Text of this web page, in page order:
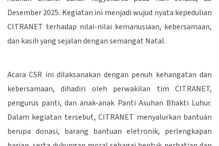
Desember 2025. Kegiatan ini menjadi wujud nyata kepedulian
CITRANET terhadap nilai-nilai kemanusiaan, kebersamaan,
dan kasih yang sejalan dengan semangat Natal.
Acara CSR ini dilaksanakan dengan penuh kehangatan dan
kebersamaan, dihadiri oleh perwakilan tim CITRANET,
pengurus panti, dan anak-anak Panti Asuhan Bhakti Luhur.
Dalam kegiatan tersebut, CITRANET menyalurkan bantuan
berupa donasi, barang bantuan eletronik, perlengkapan